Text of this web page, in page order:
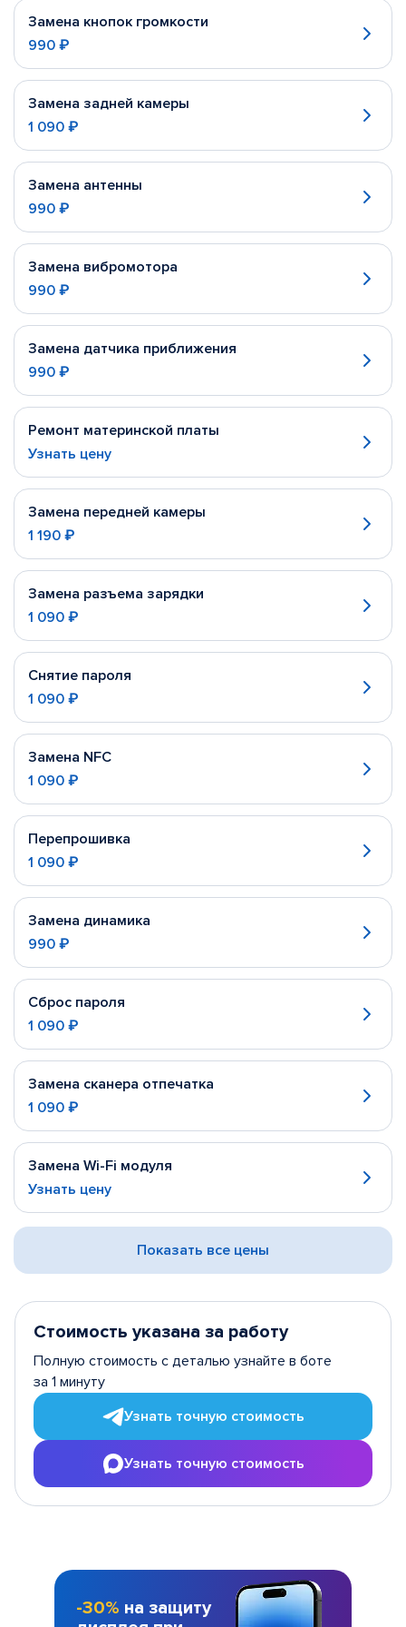
Замена кнопок громкости
990 ₽
Замена задней камеры
1 090 ₽
Замена антенны
990 ₽
Замена вибромотора
990 ₽
Замена датчика приближения
990 ₽
Ремонт материнской платы
Узнать цену
Замена передней камеры
1 190 ₽
Замена разъема зарядки
1 090 ₽
Снятие пароля
1 090 ₽
Замена NFC
1 090 ₽
Перепрошивка
1 090 ₽
Замена динамика
990 ₽
Сброс пароля
1 090 ₽
Замена сканера отпечатка
1 090 ₽
Замена Wi-Fi модуля
Узнать цену
Показать все цены
Стоимость указана за работу
Полную стоимость с деталью узнайте в боте
за 1 минуту
Узнать точную стоимость
Узнать точную стоимость
-30% на защиту